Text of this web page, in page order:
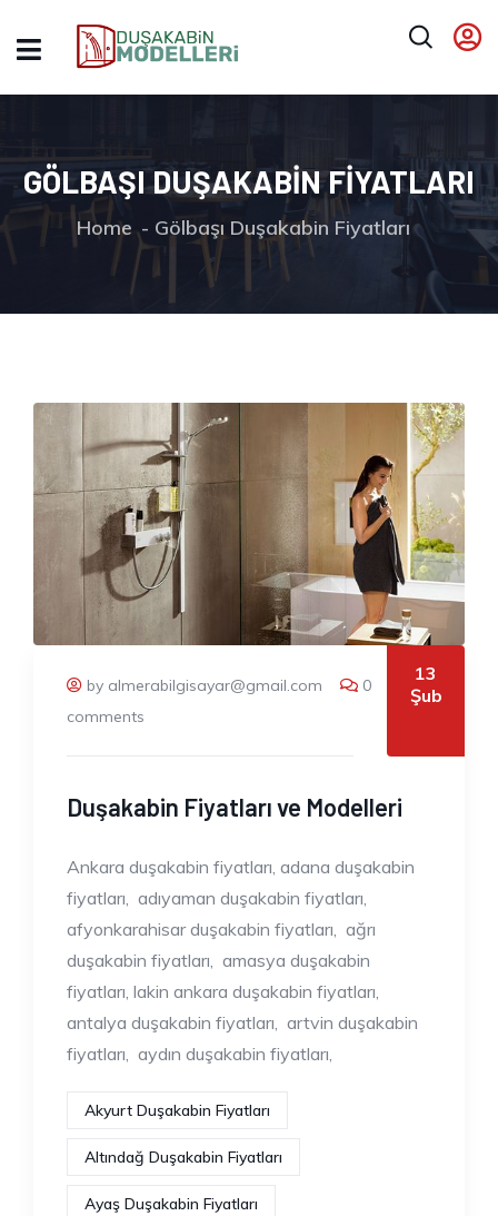
GÖLBAŞI DUŞAKABIN FIYATLARI
Home Gölbaşı Duşakabin Fiyatları
by almerabilgisayar@gmail.com
0
comments
13
Şub
Duşakabin Fiyatları ve Modelleri
Ankara duşakabin fiyatları, adana duşakabin
fiyatları, adıyaman duşakabin fiyatları,
afyonkarahisar duşakabin fiyatları, ağrı
duşakabin fiyatları, amasya duşakabin
fiyatları, lakin ankara duşakabin fiyatları,
antalya duşakabin fiyatları, artvin duşakabin
fiyatları, aydın duşakabin fiyatları,
Akyurt Duşakabin Fiyatları
Altındağ Duşakabin Fiyatları
Ayaş Duşakabin Fiyatları